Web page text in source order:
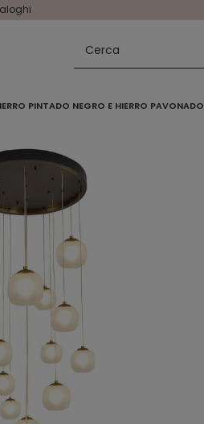
PINTADO NEGRO E HIERRO PAVONADO